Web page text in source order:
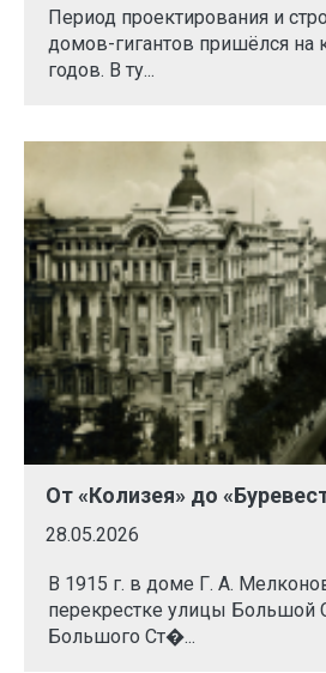
Период проектирования и
домов-гигантов пришёлся на
годов. В ту...
От «Колизея» до
28.05.2026
В 1915 г. в доме Г. А.
перекрестке улицы Большой
Большого Ст�...